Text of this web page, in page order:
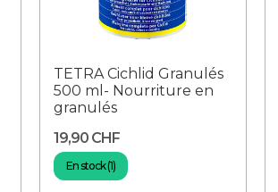
TETRA Cichlid Granulés
500 ml- Nourriture en
granulés
19,90 CHF
En stock (1)